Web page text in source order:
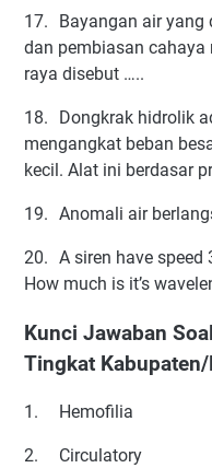
17.
Bayangan air
dan pembiasan
raya disebut …..
18.
Dongkrak hidrolik
mengangkat beban
kecil. Alat ini berdasar
19. Anomali air
20. A siren have
How much is it’s
Kunci Jawaban
Tingkat
1. Hemofilia
2. Circulatory